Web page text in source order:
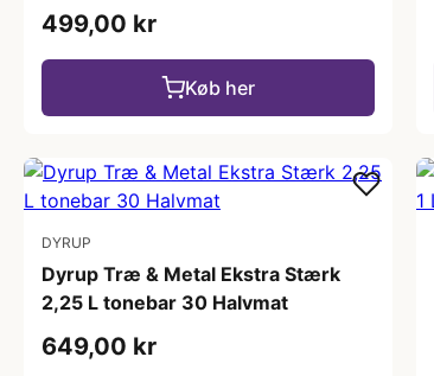
499,00 kr
Køb her
DYRUP
Dyrup Træ & Metal Ekstra Stærk
2,25 L tonebar 30 Halvmat
649,00 kr